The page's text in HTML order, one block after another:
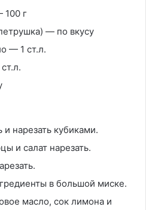
100 г
— по вкусу
— 1 ст.л.
и нарезать кубиками.
и салат нарезать.
в большой миске.
масло, сок лимона и